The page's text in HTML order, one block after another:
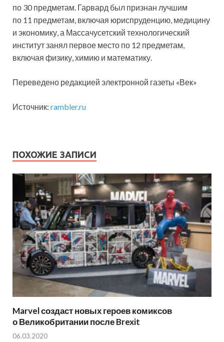
по 30 предметам. Гарвард был признан лучшим
по 11 предметам, включая юриспруденцию, медицину
и экономику, а Массачусетский технологический
институт занял первое место по 12 предметам,
включая физику, химию и математику.
Переведено редакцией электронной газеты «Век»
Источник: rambler.ru
ПОХОЖИЕ ЗАПИСИ
Marvel создаст новых героев комиксов
о Великобритании после Brexit
06.03.2020